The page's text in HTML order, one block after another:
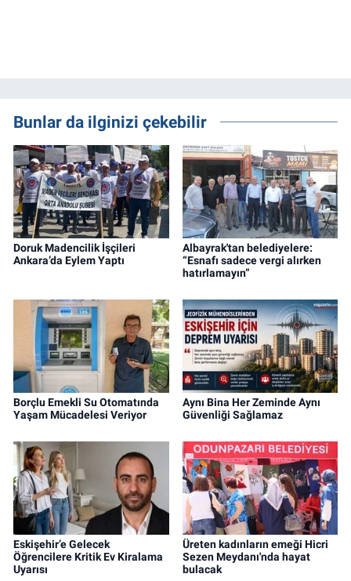
Bunlar da ilginizi çekebilir
Doruk Madencilik İşçileri
Ankara’da Eylem Yaptı
Albayrak'tan belediyelere:
“Esnafı sadece vergi alırken
hatırlamayın”
Borçlu Emekli Su Otomatında
Yaşam Mücadelesi Veriyor
Aynı Bina Her Zeminde Aynı
Güvenliği Sağlamaz
Eskişehir’e Gelecek
Öğrencilere Kritik Ev Kiralama
Uyarısı
Üreten kadınların emeği Hicri
Sezen Meydanı'nda hayat
bulacak